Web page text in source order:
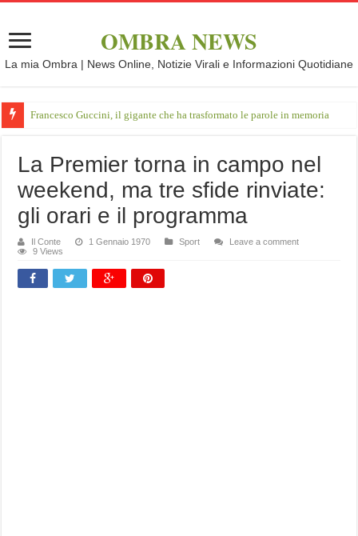
OMBRA NEWS
La mia Ombra | News Online, Notizie Virali e Informazioni Quotidiane
Francesco Guccini, il gigante che ha trasformato le parole in memoria
La Premier torna in campo nel
weekend, ma tre sfide rinviate:
gli orari e il programma
Il Conte 1 Gennaio 1970 Sport
Leave a comment
9 Views